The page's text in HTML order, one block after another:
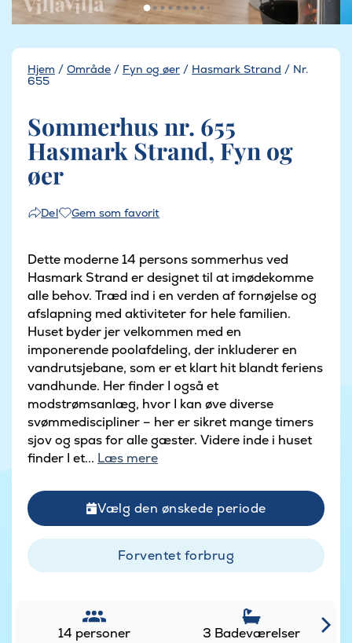
Hjem / Område / Fyn og øer / Hasmark Strand / Nr.
655
Sommerhus nr. 655
Hasmark Strand, Fyn og
øer
Del Gem som favorit
Dette moderne 14 persons sommerhus ved
Hasmark Strand er designet til at imødekomme
alle behov. Træd ind i en verden af fornøjelse og
afslapning med aktiviteter for hele familien.
Huset byder jer velkommen med en
imponerende poolafdeling, der inkluderer en
vandrutsjebane, som er et klart hit blandt feriens
vandhunde. Her finder I også et
modstrømsanlæg, hvor I kan øve diverse
svømmediscipliner – her er sikret mange timers
sjov og spas for alle gæster. Videre inde i huset
finder I et... Læs mere
Vælg den ønskede periode
Forventet forbrug
14 personer 3 Badeværelser